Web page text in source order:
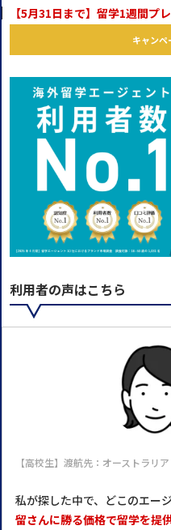
【5月31日まで】留学1週間プ
キャンペ
利用者の声はこちら
【高校生】渡航先：オーストラリ
私が探した中で、どこのエー
留さんに勝る価格で留学を提